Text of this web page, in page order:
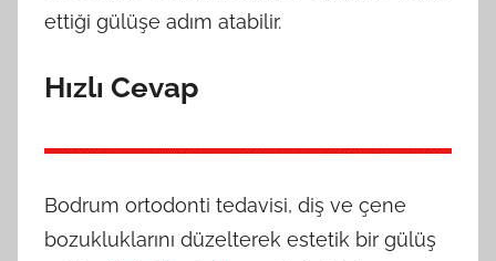
ettiği gülüşe adım atabilir.
Hızlı Cevap
Bodrum ortodonti tedavisi, diş ve çene
bozukluklarını düzelterek estetik bir gülüş